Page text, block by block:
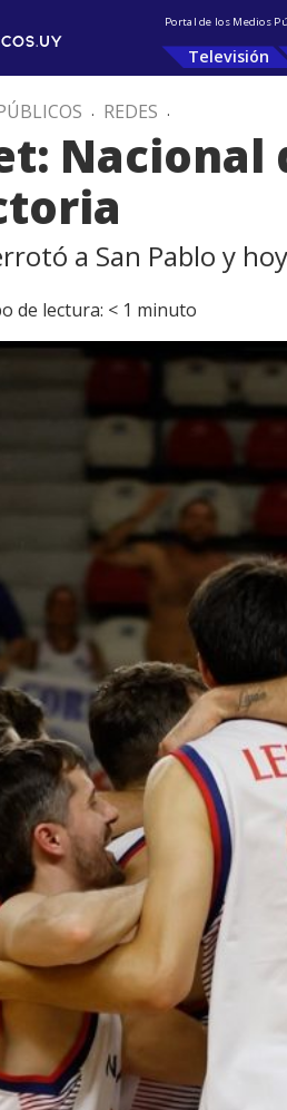
Portal de los Medios
Televisión
. REDES .
Nacional
a San Pablo y
de lectura: < 1 minuto